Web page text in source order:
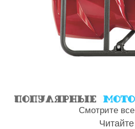
Смотрите все
Читайте